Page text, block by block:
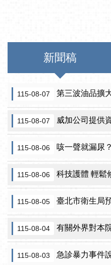
新聞稿
115-08-07 第三波油品擴
115-08-07 威加公司提供資
115-08-06 咳一聲就漏尿
115-08-06 科技護體 輕鬆
115-08-05 臺北市衛生局
115-08-04 有關外界對本
115-08-03 急診暴力事件